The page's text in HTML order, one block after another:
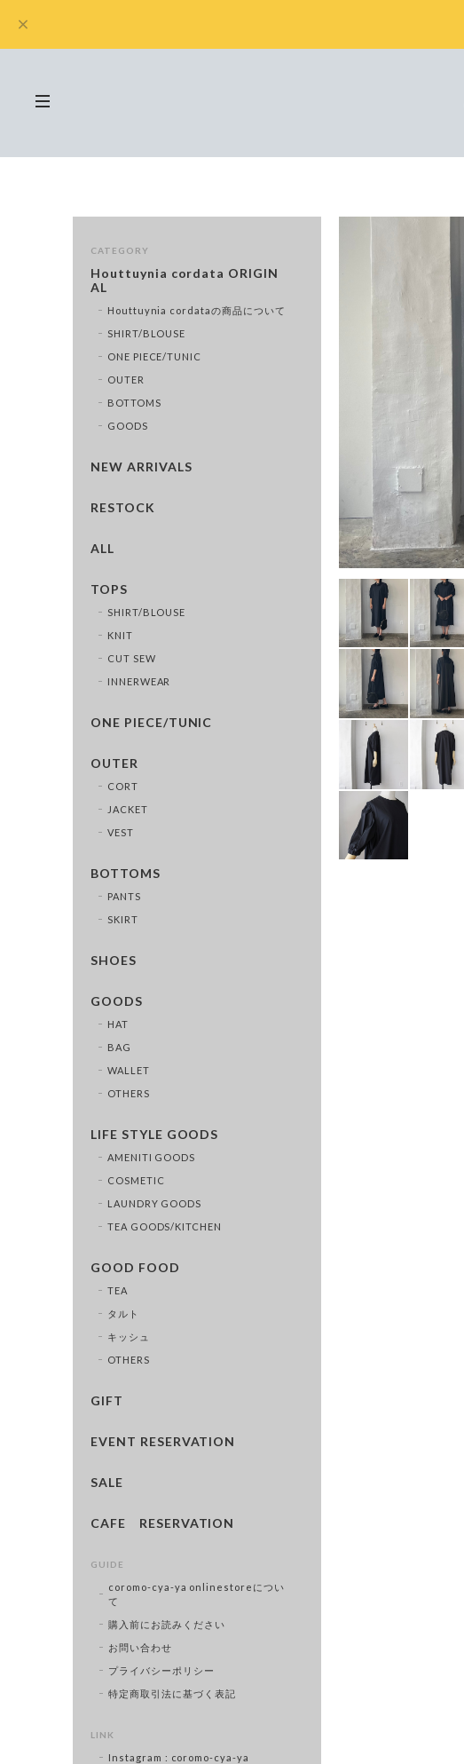
CATEGORY
Houttuynia cordata ORIGIN
AL
Houttuynia cordataの商品について
SHIRT/BLOUSE
ONE PIECE/TUNIC
OUTER
BOTTOMS
GOODS
NEW ARRIVALS
RESTOCK
ALL
TOPS
SHIRT/BLOUSE
KNIT
CUT SEW
INNERWEAR
ONE PIECE/TUNIC
OUTER
CORT
JACKET
VEST
BOTTOMS
PANTS
SKIRT
SHOES
GOODS
HAT
BAG
WALLET
OTHERS
LIFE STYLE GOODS
AMENITI GOODS
COSMETIC
LAUNDRY GOODS
TEA GOODS/KITCHEN
GOOD FOOD
TEA
タルト
キッシュ
OTHERS
GIFT
EVENT RESERVATION
SALE
CAFE RESERVATION
GUIDE
coromo-cya-ya onlinestoreについ
て
購入前にお読みください
お問い合わせ
プライバシーポリシー
特定商取引法に基づく表記
LINK
Instagram : coromo-cya-ya